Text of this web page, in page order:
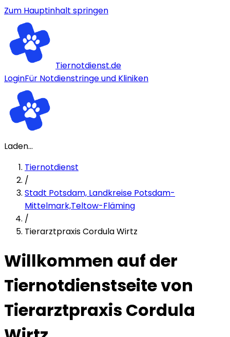
Zum Hauptinhalt springen
Tiernotdienst.de
LoginFür Notdienstringe und Kliniken
Laden...
Tiernotdienst
/
Stadt Potsdam, Landkreise Potsdam-
Mittelmark,Teltow-Fläming
/
Tierarztpraxis Cordula Wirtz
Willkommen auf der
Tiernotdienstseite von
Tierarztpraxis Cordula